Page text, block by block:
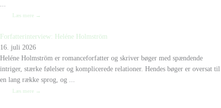
...
Læs mere →
Forfatterinterview: Heléne Holmström
16. juli 2026
Heléne Holmström er romanceforfatter og skriver bøger med spændende
intriger, stærke følelser og komplicerede relationer. Hendes bøger er oversat til
en lang række sprog, og ...
Læs mere →